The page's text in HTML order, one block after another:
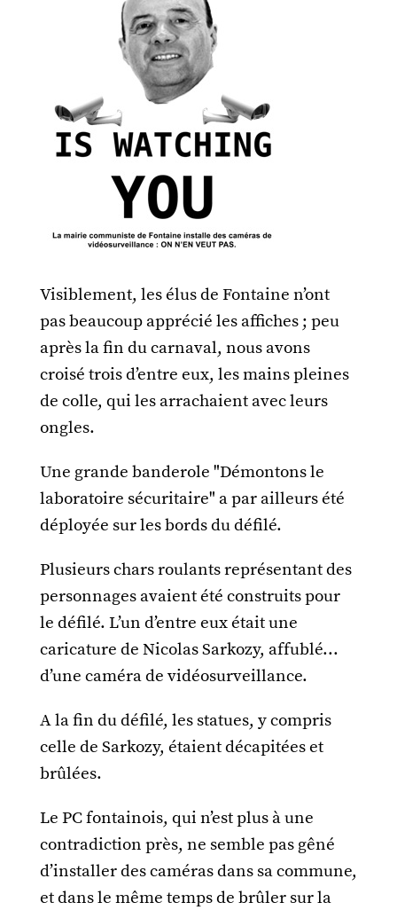
Visiblement, les élus de Fontaine n’ont
pas beaucoup apprécié les affiches ; peu
après la fin du carnaval, nous avons
croisé trois d’entre eux, les mains pleines
de colle, qui les arrachaient avec leurs
ongles.
Une grande banderole "Démontons le
laboratoire sécuritaire" a par ailleurs été
déployée sur les bords du défilé.
Plusieurs chars roulants représentant des
personnages avaient été construits pour
le défilé. L’un d’entre eux était une
caricature de Nicolas Sarkozy, affublé...
d’une caméra de vidéosurveillance.
A la fin du défilé, les statues, y compris
celle de Sarkozy, étaient décapitées et
brûlées.
Le PC fontainois, qui n’est plus à une
contradiction près, ne semble pas gêné
d’installer des caméras dans sa commune,
et dans le même temps de brûler sur la